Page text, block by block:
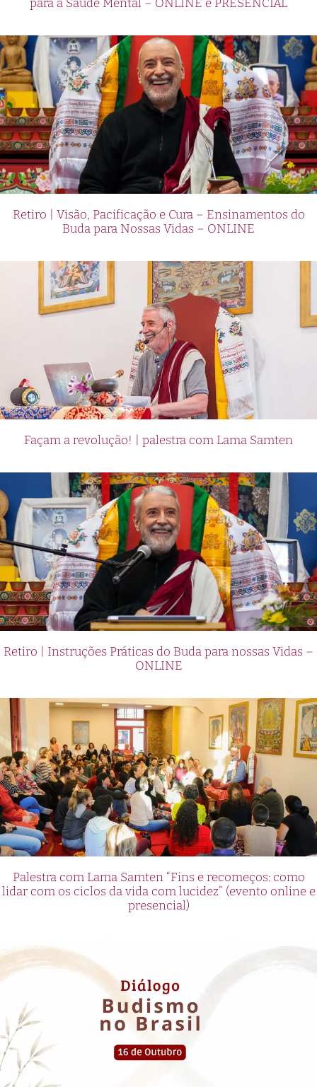
para a Saúde Mental – ONLINE e PRESENCIAL
Retiro | Visão, Pacificação e Cura – Ensinamentos do
Buda para Nossas Vidas – ONLINE
Façam a revolução! | palestra com Lama Samten
Retiro | Instruções Práticas do Buda para nossas Vidas –
ONLINE
Palestra com Lama Samten “Fins e recomeços: como
lidar com os ciclos da vida com lucidez” (evento online e
presencial)